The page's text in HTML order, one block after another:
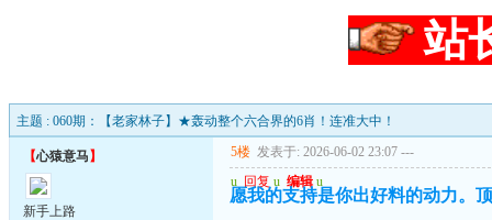
站
主题 : 060期：【老家林子】★轰动整个六合界的6肖！连准大中！
【心猿意马 】
新手上路
5楼 发表于: 2026-06-02 23:07 ---
u 回复 u 编辑 u
愿我的支持是你出好料的动力